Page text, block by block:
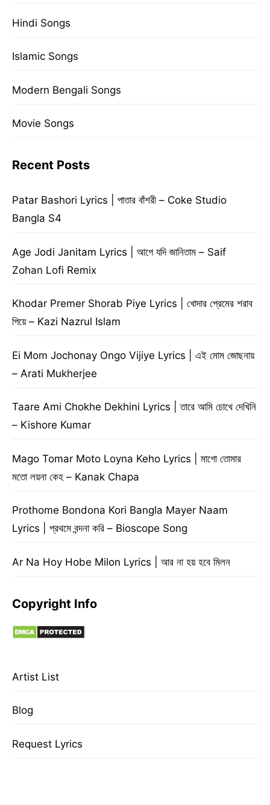
Hindi Songs
Islamic Songs
Modern Bengali Songs
Movie Songs
Recent Posts
Patar Bashori Lyrics | পাতার বাঁশরী – Coke Studio
Bangla S4
Age Jodi Janitam Lyrics | আগে যদি জানিতাম – Saif
Zohan Lofi Remix
Khodar Premer Shorab Piye Lyrics | খোদার প্রেমের শরাব
পিয়ে – Kazi Nazrul Islam
Ei Mom Jochonay Ongo Vijiye Lyrics | এই মোম জোছনায়
– Arati Mukherjee
Taare Ami Chokhe Dekhini Lyrics | তারে আমি চোখে দেখিনি
– Kishore Kumar
Mago Tomar Moto Loyna Keho Lyrics | মাগো তোমার
মতো লয়না কেহ – Kanak Chapa
Prothome Bondona Kori Bangla Mayer Naam
Lyrics | প্রথমে বন্দনা করি – Bioscope Song
Ar Na Hoy Hobe Milon Lyrics | আর না হয় হবে মিলন
Copyright Info
Artist List
Blog
Request Lyrics